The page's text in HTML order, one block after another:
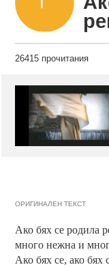
26415 прочитания
ОРИГИНАЛЕН ТЕКСТ
Ако бях се родила
много нежна и
Ако бях се, ако бях